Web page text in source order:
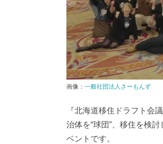
画像： 一般社団法人さーもんず
『北海道移住ドラフト会
治体を“球団”、移住を検
ベントです。